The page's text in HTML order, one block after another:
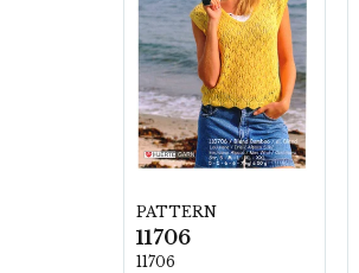
PATTERN
11706
11706